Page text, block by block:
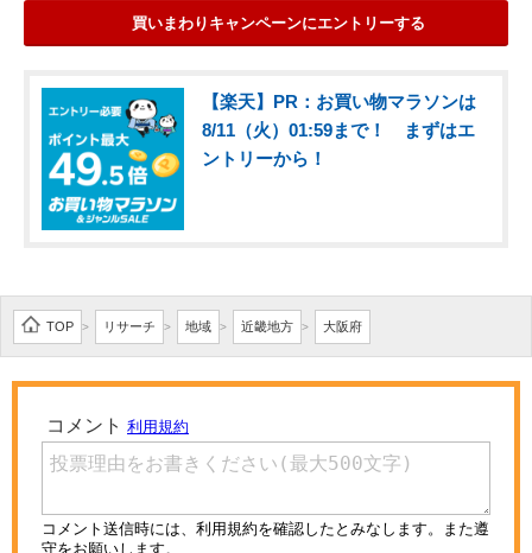
買いまわりキャンペーンにエントリーする
【楽天】PR：お買い物マラソンは
8/11（火）01:59まで！ まずはエ
ントリーから！
TOP > リサーチ > 地域 > 近畿地方 > 大阪府